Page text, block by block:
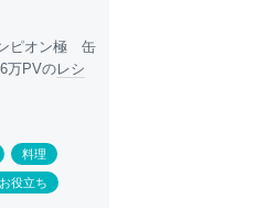
ピオン極 缶
万PVのレシ
料理
お役立ち